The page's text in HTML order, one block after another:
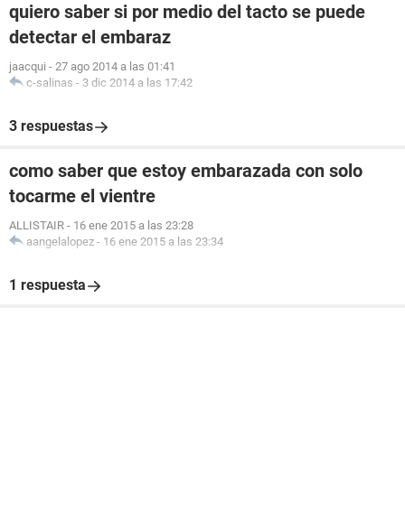
quiero saber si por medio del tacto se puede
detectar el embaraz
jaacqui - 27 ago 2014 a las 01:41
c-salinas - 3 dic 2014 a las 17:42
3 respuestas
como saber que estoy embarazada con solo
tocarme el vientre
ALLISTAIR - 16 ene 2015 a las 23:28
aangelalopez - 16 ene 2015 a las 23:34
1 respuesta